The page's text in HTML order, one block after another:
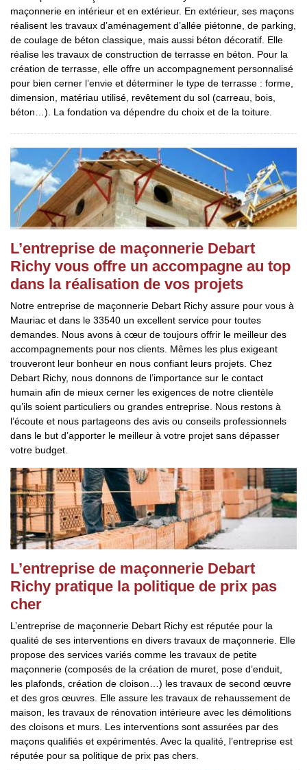
maçonnerie en intérieur et en extérieur. En extérieur, ses maçons
réalisent les travaux d’aménagement d’allée piétonne, de parking,
de coulage de béton classique, mais aussi béton décoratif. Elle
réalise les travaux de construction de terrasse en béton. Pour la
création de terrasse, elle offre un accompagnement personnalisé
pour bien cerner l’envie et déterminer le type de terrasse : forme,
dimension, matériau utilisé, revêtement du sol (carreau, bois,
béton…). La fondation va dépendre du choix et de la toiture.
L’entreprise de maçonnerie Debart
Richy vous offre un accompagne au top
dans la réalisation de vos projets
Notre entreprise de maçonnerie Debart Richy assure pour vous à
Mauriac et dans le 33540 un excellent service pour toutes
demandes. Nous avons à cœur de toujours offrir le meilleur des
accompagnements pour nos clients. Mêmes les plus exigeant
trouveront leur bonheur en nous confiant leurs projets. Chez
Debart Richy, nous donnons de l’importance sur le contact
humain afin de mieux cerner les exigences de notre clientèle
qu’ils soient particuliers ou grandes entreprise. Nous restons à
l’écoute et nous partageons des avis ou conseils professionnels
dans le but d’apporter le meilleur à votre projet sans dépasser
votre budget.
L’entreprise de maçonnerie Debart
Richy pratique la politique de prix pas
cher
L’entreprise de maçonnerie Debart Richy est réputée pour la
qualité de ses interventions en divers travaux de maçonnerie. Elle
propose des services variés comme les travaux de petite
maçonnerie (composés de la création de muret, pose d’enduit,
les plafonds, création de cloison…) les travaux de second œuvre
et des gros œuvres. Elle assure les travaux de rehaussement de
maison, les travaux de rénovation intérieure avec les démolitions
des cloisons et murs. Les interventions sont assurées par des
maçons qualifiés et expérimentés. Avec la qualité, l’entreprise est
réputée pour sa politique de prix pas chers.